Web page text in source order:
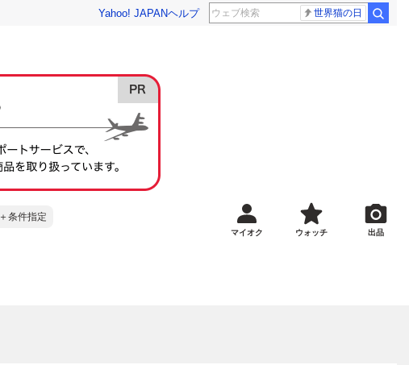
Yahoo! JAPANヘルプ 世界猫の日
＋条件指定
マイオク ウォッチ 出品